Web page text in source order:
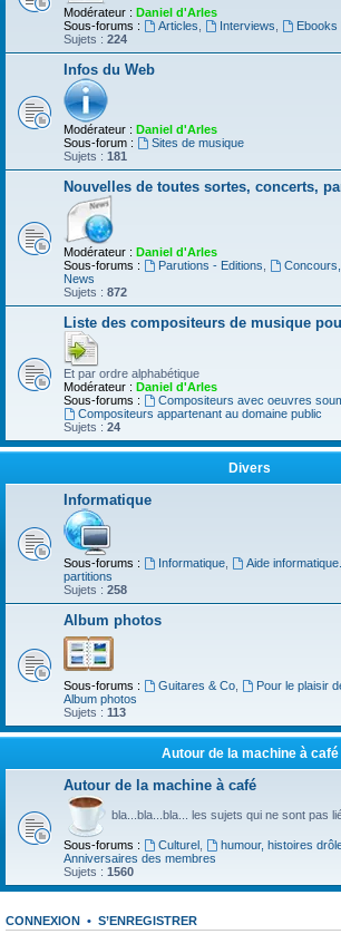
Modérateur : Daniel d'Arles
Sous-forums :
Articles Interviews
Ebooks
Sujets : 224
Infos du Web
Modérateur : Daniel d'Arles
Sous-forum :
Sites de musique
Sujets : 181
Nouvelles de toutes sortes, concerts,
Modérateur : Daniel d'Arles
Sous-forums :
Parutions - Editions
News
Sujets : 872
Liste des compositeurs de musique
Et par ordre alphabétique
Modérateur : Daniel d'Arles
Sous-forums :
Compositeurs avec oeuvres
Compositeurs appartenant au domaine public
Sujets : 24
Divers
Informatique
Sous-forums : Informatique, Aide informatique.
partitions
Sujets : 258
Album photos
Sous-forums : Guitares & Co, Pour le plaisir
Album photos
Sujets : 113
Autour de la machine à café
Autour de la machine à café
bla...bla...bla... les sujets qui ne sont pas
Sous-forums : Culturel, humour, histoires
Anniversaires des membres
Sujets : 1560
CONNEXION • S’ENREGISTRER